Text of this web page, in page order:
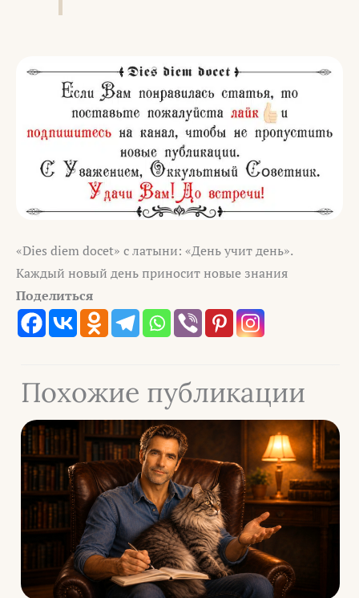
«Dies diem docet» с латыни: «День учит день».
Каждый новый день приносит новые знания
Поделиться
Похожие публикации